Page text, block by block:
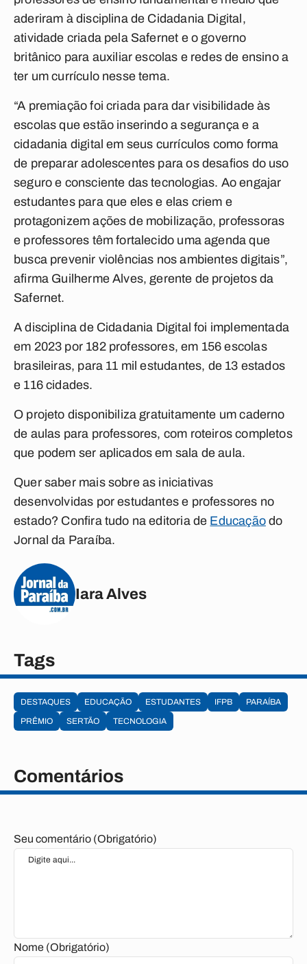
aderiram à disciplina de Cidadania Digital,
atividade criada pela Safernet e o governo
britânico para auxiliar escolas e redes de ensino a
ter um currículo nesse tema.
“A premiação foi criada para dar visibilidade às
escolas que estão inserindo a segurança e a
cidadania digital em seus currículos como forma
de preparar adolescentes para os desafios do uso
seguro e consciente das tecnologias. Ao engajar
estudantes para que eles e elas criem e
protagonizem ações de mobilização, professoras
e professores têm fortalecido uma agenda que
busca prevenir violências nos ambientes digitais”,
afirma Guilherme Alves, gerente de projetos da
Safernet.
A disciplina de Cidadania Digital foi implementada
em 2023 por 182 professores, em 156 escolas
brasileiras, para 11 mil estudantes, de 13 estados
e 116 cidades.
O projeto disponibiliza gratuitamente um caderno
de aulas para professores, com roteiros completos
que podem ser aplicados em sala de aula.
Quer saber mais sobre as iniciativas
desenvolvidas por estudantes e professores no
estado? Confira tudo na editoria de Educaçãodo
Jornal da Paraíba.
Iara Alves
Tags
DESTAQUES EDUCAÇÃO ESTUDANTES IFPB
PARAÍBA
PRÊMIO
SERTÃO TECNOLOGIA
Comentários
Seu comentário (Obrigatório)
Nome (Obrigatório)